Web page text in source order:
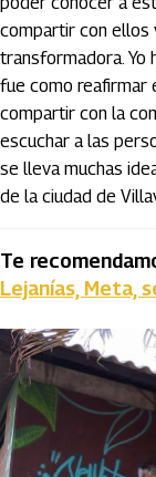
compartir con ellos
transformadora. Yo
fue como reafirmar
compartir con la
escuchar a las
se lleva muchas
de la ciudad de
Te
Lejanías, Meta,